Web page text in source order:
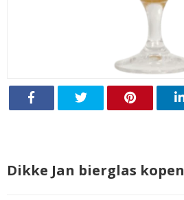
Dikke Jan bierglas kopen